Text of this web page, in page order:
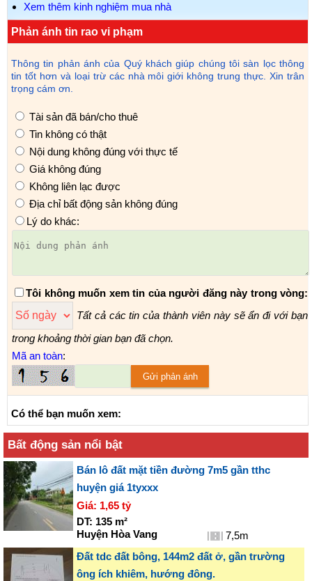
Xem thêm kinh nghiệm mua nhà
Phản ánh tin rao vi phạm
Thông tin phản ánh của Quý khách giúp chúng tôi sàn lọc thông
tin tốt hơn và loại trừ các nhà môi giới không trung thực. Xin trân
trọng cám ơn.
Tài sản đã bán/cho thuê
Tin không có thật
Nội dung không đúng với thực tế
Giá không đúng
Không liên lạc được
Địa chỉ bất động sản không đúng
Lý do khác:
Tôi không muốn xem tin của người đăng này trong vòng:
Tất cả các tin của thành viên này sẽ ẩn đi với bạn
trong khoảng thời gian bạn đã chọn.
Mã an toàn:
Có thể bạn muốn xem:
Bất động sản nổi bật
Bán lô đất mặt tiền đường 7m5 gần tthc
huyện giá 1tyxxx
Giá: 1,65 tỷ
DT: 135 m²
Huyện Hòa Vang
7,5m
Đất tdc đất bông, 144m2 đất ở, gần trường
ông ích khiêm, hướng đông.